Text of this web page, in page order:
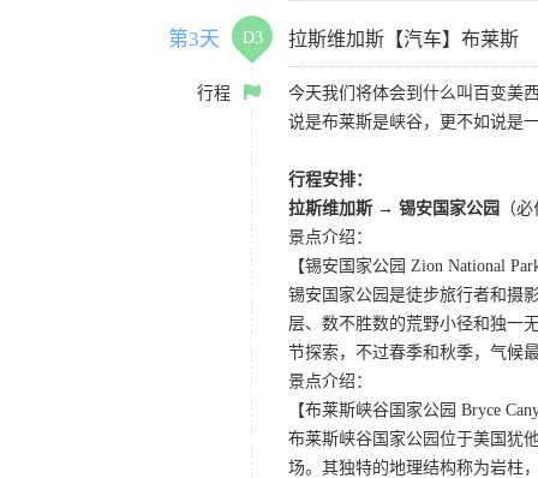
第3天 D3 拉斯维加斯【汽车】布莱斯
行程
今天我们将体会到什么叫百变美
说是布莱斯是峡谷，更不如说是
行程安排：
拉斯维加斯 → 锡安国家公园
（
景点介绍：
【锡安国家公园 Zion National
锡安国家公园是徒步旅行者和摄
层、数不胜数的荒野小径和独一
节探索，不过春季和秋季，气候
景点介绍：
【布莱斯峡谷国家公园 Bryce
布莱斯峡谷国家公园位于美国犹
场。其独特的地理结构称为岩柱